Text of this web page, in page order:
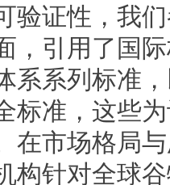
验证性，我
，引用了国
系系列标准
标准，这些
在市场格局
构针对全球